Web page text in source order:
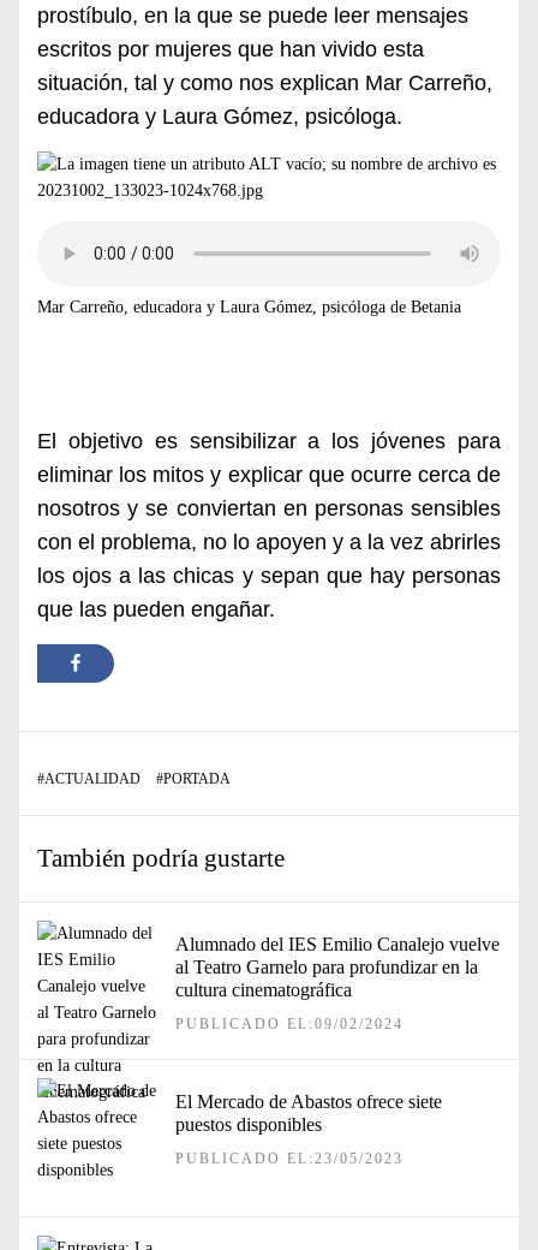
prostíbulo, en la que se puede leer mensajes
escritos por mujeres que han vivido esta
situación, tal y como nos explican Mar Carreño,
educadora y Laura Gómez, psicóloga.
Mar Carreño, educadora y Laura Gómez, psicóloga de Betania
El objetivo es sensibilizar a los jóvenes para
eliminar los mitos y explicar que ocurre cerca de
nosotros y se conviertan en personas sensibles
con el problema, no lo apoyen y a la vez abrirles
los ojos a las chicas y sepan que hay personas
que las pueden engañar.
#ACTUALIDAD #PORTADA
También podría gustarte
Alumnado del IES Emilio Canalejo vuelve
al Teatro Garnelo para profundizar en la
cultura cinematográfica
PUBLICADO EL:09/02/2024
El Mercado de Abastos ofrece siete
puestos disponibles
PUBLICADO EL:23/05/2023